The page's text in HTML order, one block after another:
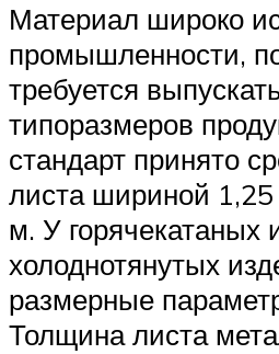
Материал широко
промышленности,
требуется
типоразмеров
стандарт принято
листа шириной
м. У горячекатаных
холоднотянутых
размерные
Толщина листа